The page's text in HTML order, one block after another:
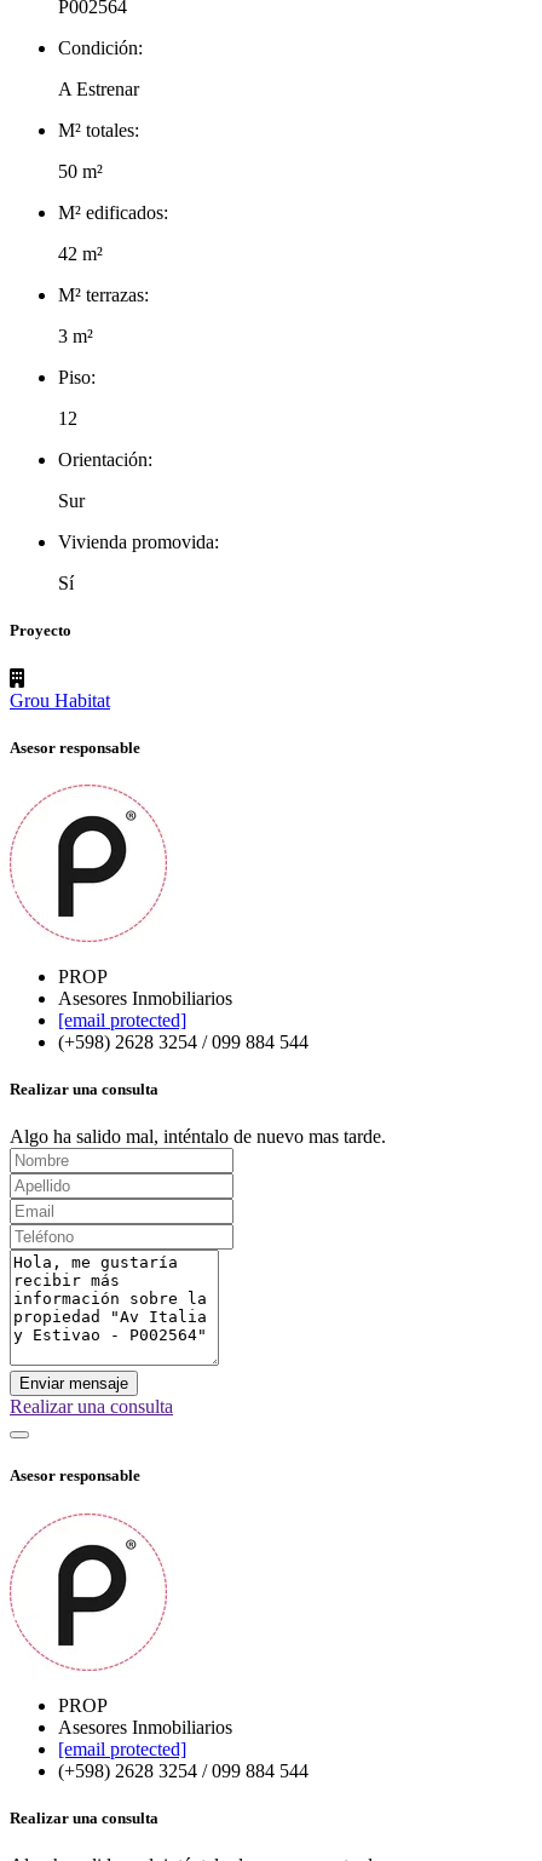
P002564
Condición:
A Estrenar
M² totales:
50 m²
M² edificados:
42 m²
M² terrazas:
3 m²
Piso:
12
Orientación:
Sur
Vivienda promovida:
Sí
Proyecto
Grou Habitat
Asesor responsable
PROP
Asesores Inmobiliarios
[email protected]
(+598) 2628 3254 / 099 884 544
Realizar una consulta
Algo ha salido mal, inténtalo de nuevo mas tarde.
Enviar mensaje
Realizar una consulta
Asesor responsable
PROP
Asesores Inmobiliarios
[email protected]
(+598) 2628 3254 / 099 884 544
Realizar una consulta